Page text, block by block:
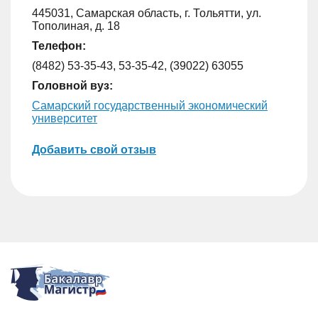
445031, Самарская область, г. Тольятти, ул.
Тополиная, д. 18
Телефон:
(8482) 53-35-43, 53-35-42, (39022) 63055
Головной вуз:
Самарский государственный экономический
университет
Добавить свой отзыв